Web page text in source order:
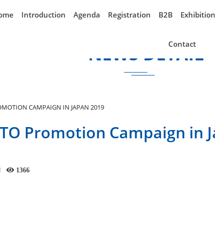
Introduction Agenda Registration B2B Exhibition
Contact
NEWS DETAIL
CAMPAIGN IN JAPAN 2019
Promotion Campaign in
1366